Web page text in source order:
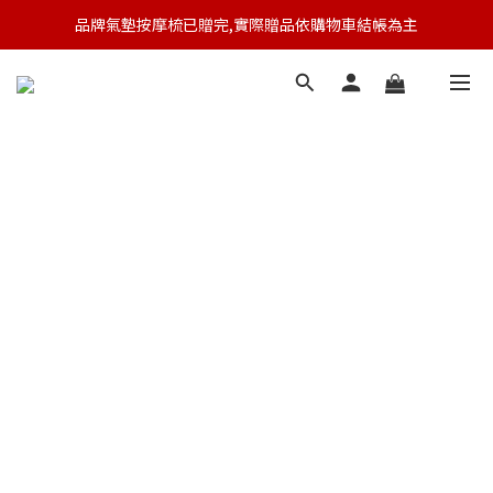
🆕 新會員註冊開卡送9折券 💰
品牌氣墊按摩梳已贈完,實際贈品依購物車結帳為主
🆕 新會員註冊開卡送9折券 💰